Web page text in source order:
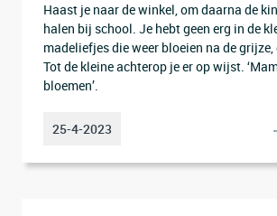
Haast je naar de winkel, om daarna de
halen bij school. Je hebt geen erg in de
madeliefjes die weer bloeien na de
Tot de kleine achterop je er op wijst.
bloemen’.
25-4-2023